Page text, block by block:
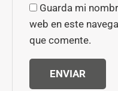
Guarda mi
web en este
que comente.